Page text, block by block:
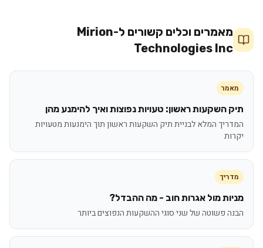
מאמרים וכלים קשורים ל-Mirion
Technologies Inc
מאמר
תיק השקעות ראשון: טעויות נפוצות ואיך להימנע מהן
המדריך המלא לבניית תיק השקעות ראשון תוך הימנעות מטעויות
יקרות
מדריך
מניות מול אגרות חוב - מה ההבדל?
הבנה פשוטה של שני סוגי ההשקעות הנפוצים ביותר